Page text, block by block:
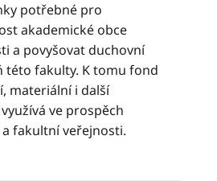
potřebné pro
akademické obce
a povyšovat duchovní
této fakulty. K tomu fond
materiální i další
ve prospěch
fakultní veřejnosti.